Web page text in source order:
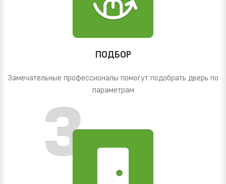
ПОДБОР
Замечательные профессионалы помогут подобрать дверь по
параметрам